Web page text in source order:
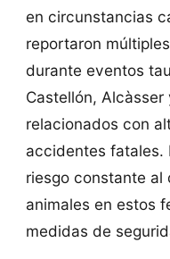
en circunstancias
reportaron
durante eventos
Castellón,
relacionados con
accidentes fatales.
riesgo constante al
animales en estos
medidas de